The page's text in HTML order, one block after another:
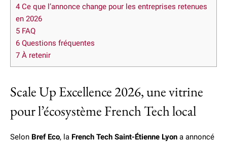
4 Ce que l’annonce change pour les entreprises retenues
en 2026
5 FAQ
6 Questions fréquentes
7 À retenir
Scale Up Excellence 2026, une vitrine
pour l’écosystème French Tech local
Selon Bref Eco, la French Tech Saint-Étienne Lyon a annoncé